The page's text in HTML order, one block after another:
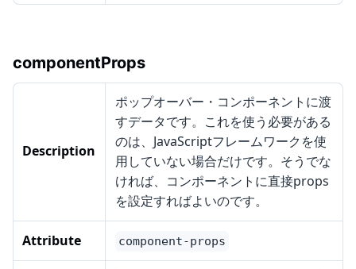
componentProps
Description
ポップオーバー・コンポーネントに渡
すデータです。これを使う必要がある
のは、JavaScriptフレームワークを使
用していない場合だけです。そうでな
ければ、コンポーネントに直接props
を設定すればよいのです。
Attribute component-props